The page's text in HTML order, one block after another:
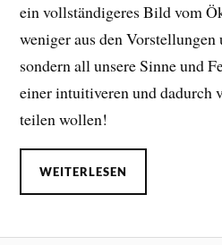
ein vollständigeres Bild vom
weniger aus den Vorstellungen
sondern all unsere Sinne und
einer intuitiveren und dadurch
teilen wollen!
WEITERLESEN